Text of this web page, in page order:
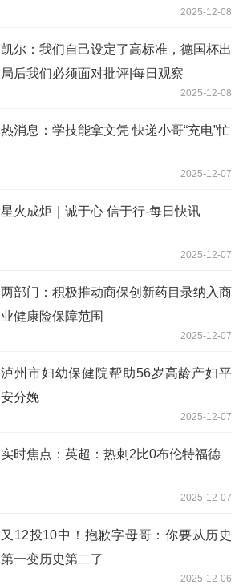
2025-12-08
凯尔：我们自己设定了高标准，德国杯出
局后我们必须面对批评|每日观察
2025-12-08
热消息：学技能拿文凭 快递小哥“充电”忙
2025-12-07
星火成炬｜诚于心 信于行-每日快讯
2025-12-07
两部门：积极推动商保创新药目录纳入商
业健康险保障范围
2025-12-07
泸州市妇幼保健院帮助56岁高龄产妇平
安分娩
2025-12-07
实时焦点：英超：热刺2比0布伦特福德
2025-12-07
又12投10中！抱歉字母哥：你要从历史
第一变历史第二了
2025-12-06